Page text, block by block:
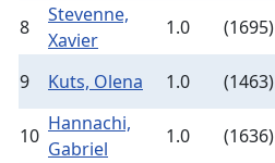
8
Stevenne,
Xavier
1.0 (1695)
9 Kuts, Olena 1.0 (1463)
10
Hannachi,
Gabriel
1.0 (1636)